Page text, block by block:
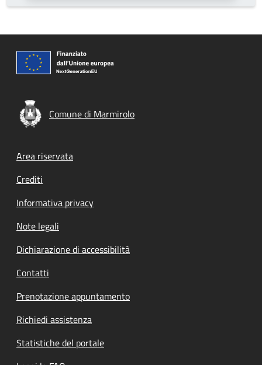
Comune di Marmirolo
Footer menu
Area riservata
Crediti
Informativa privacy
Note legali
Dichiarazione di accessibilità
Contatti
Prenotazione appuntamento
Richiedi assistenza
Statistiche del portale